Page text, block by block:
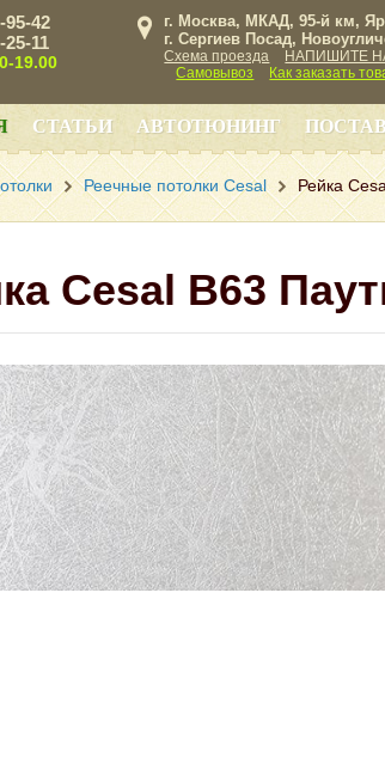
95-42
25-11
19.00
г. Москва, МКАД, 95-й км,
г. Сергиев Посад,
Схема проезда НАПИШИТЕ
Самовывоз
Как заказать
СТАТЬИ АВТОТЮНИНГ
Реечные потолки Cesal Рейка
Cesal B63